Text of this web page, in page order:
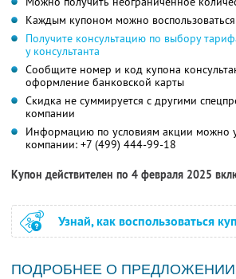
Каждым купоном можно
Получите консультацию по выбору
у консультанта
Сообщите номер и код купона
оформление банковской карты
Скидка не суммируется с другими
компании
Информацию по условиям акции можно
компании: +7 (499) 444-99-18
Купон действителен по 4 февраля 2025
Узнай, как воспользоваться
ПОДРОБНЕЕ О ПРЕДЛОЖЕНИИ